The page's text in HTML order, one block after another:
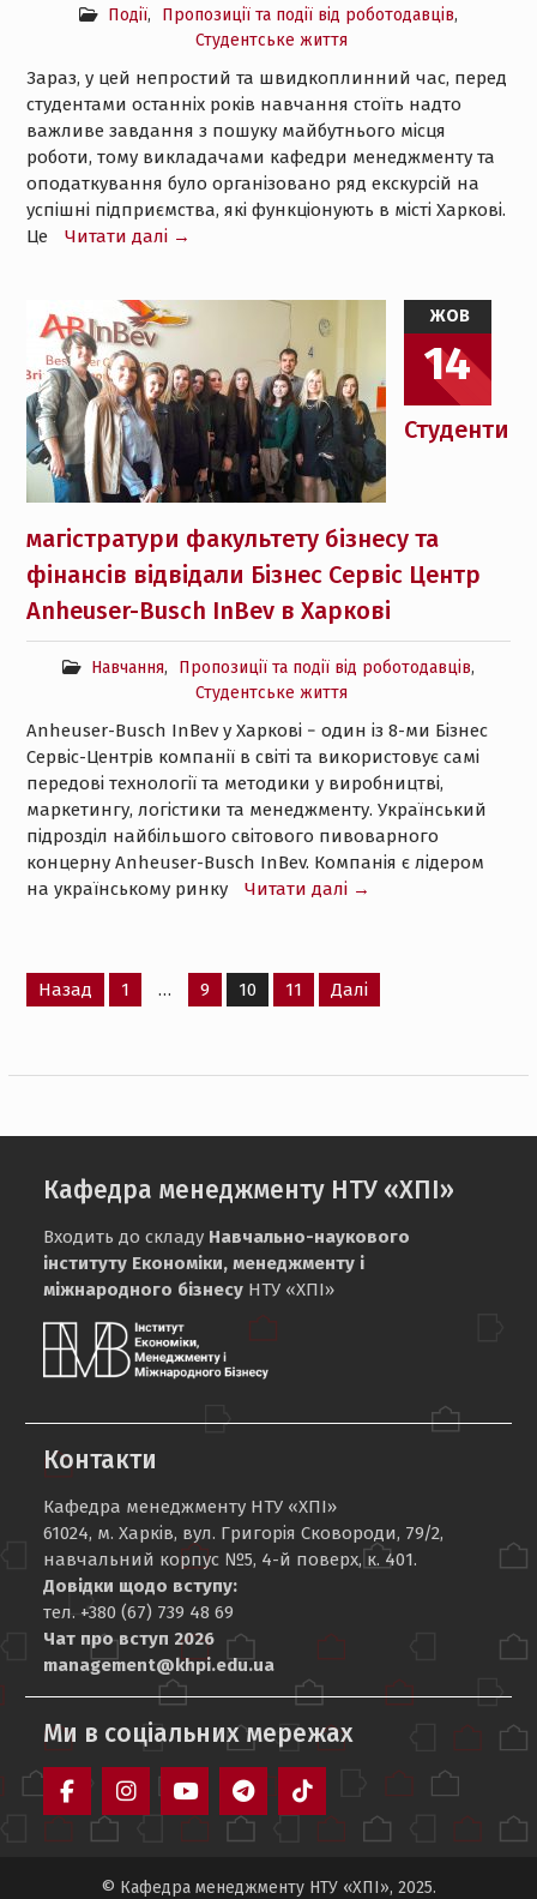
Події, Пропозиції та події від роботодавців,
Студентське життя
Зараз, у цей непростий та швидкоплинний час, перед
студентами останніх років навчання стоїть надто
важливе завдання з пошуку майбутнього місця
роботи, тому викладачами кафедри менеджменту та
оподаткування було організовано ряд екскурсій на
успішні підприємства, які функціонують в місті Харкові.
Це
Читати далі →
ЖОВ
14
Студенти
магістратури факультету бізнесу та
фінансів відвідали Бізнес Сервіс Центр
Anheuser-Busch InBev в Харкові
Навчання, Пропозиції та події від роботодавців,
Студентське життя
Anheuser-Busch InBev у Харкові − один із 8-ми Бізнес
Сервіс-Центрів компанії в світі та використовує самі
передові технології та методики у виробництві,
маркетингу, логістики та менеджменту. Український
підрозділ найбільшого світового пивоварного
концерну Anheuser-Busch InBev. Компанія є лідером
на українському ринку
Читати далі →
Пагінація
записів
Назад 1 … 9 10 11 Далі
Кафедра менеджменту НТУ «ХПІ»
Входить до складу Навчально-наукового
інституту Економіки, менеджменту і
міжнародного бізнесу НТУ «ХПІ»
Контакти
Кафедра менеджменту НТУ «ХПІ»
61024, м. Харків, вул. Григорія Сковороди, 79/2,
навчальний корпус №5, 4-й поверх, к. 401.
Довідки щодо вступу:
тел. +380 (67) 739 48 69
Чат про вступ 2026
management@khpi.edu.ua
Ми в соціальних мережах
Facebook InstagramYouTube Telegram-TikTok
© Кафедра менеджменту НТУ «ХПІ», 2025.